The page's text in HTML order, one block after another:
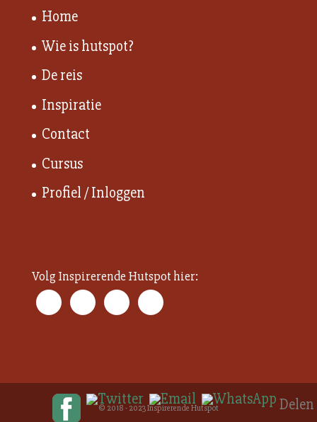
Home
Wie is hutspot?
De reis
Inspiratie
Contact
Cursus
Profiel / Inloggen
Volg Inspirerende Hutspot hier:
© 2018 - 2023 Inspirerende Hutspot